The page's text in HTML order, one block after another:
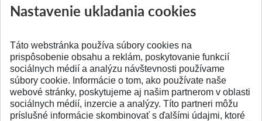
Publikované 31.07.2026 Publikované
SPÄŤ NA VRCH
Nastavenie ukladania cookies
Táto webstránka používa súbory cookies na
prispôsobenie obsahu a reklám, poskytovanie funkcií
sociálnych médií a analýzu návštevnosti používame
súbory cookie. Informácie o tom, ako používate naše
webové stránky, poskytujeme aj našim partnerom v oblasti
sociálnych médií, inzercie a analýzy. Títo partneri môžu
príslušné informácie skombinovať s ďalšími údajmi, ktoré